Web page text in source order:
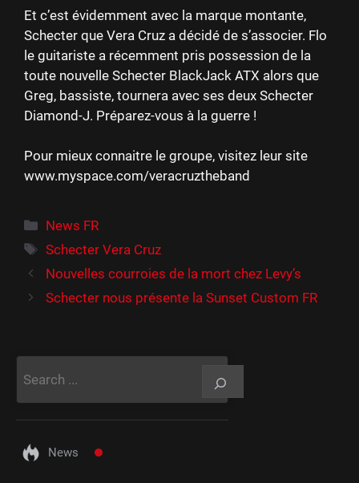
Et c’est évidemment avec la marque montante,
Schecter que Vera Cruz a décidé de s’associer. Flo
le guitariste a récemment pris possession de la
toute nouvelle Schecter BlackJack ATX alors que
Greg, bassiste, tournera avec ses deux Schecter
Diamond-J. Préparez-vous à la guerre !
Pour mieux connaitre le groupe, visitez leur site
www.myspace.com/veracruztheband
Catégories
News FR
Étiquettes
Schecter Vera Cruz
Nouvelles courroies de la mort chez Levy’s
Schecter nous présente la Sunset Custom FR
News